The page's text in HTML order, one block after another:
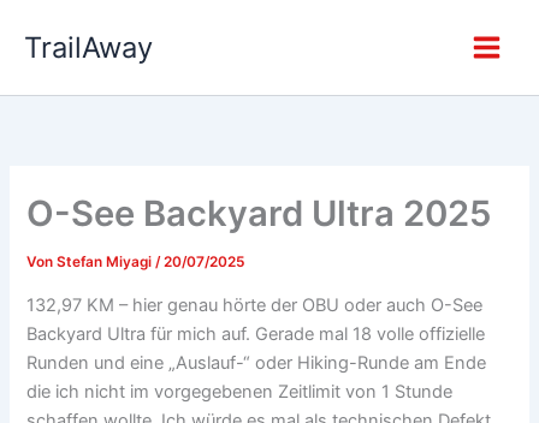
InhaltTrailAway
O-See Backyard Ultra 2025
VonStefan Miyagi/20/07/2025
132,97 KM – hier genau hörte der OBU oder auch O-See
Backyard Ultra für mich auf. Gerade mal 18 volle offizielle
Runden und eine „Auslauf-“ oder Hiking-Runde am Ende
die ich nicht im vorgegebenen Zeitlimit von 1 Stunde